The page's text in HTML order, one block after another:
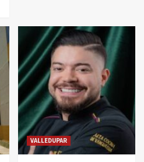
VALLEDUPAR